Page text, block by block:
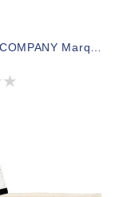
CREATIV COMPANY Marqueurs Textiles 6 Mm, 23,7cm X 17cm X 1,1cm (9,33po X 6,7po X 0,43po)– 20 Pièces